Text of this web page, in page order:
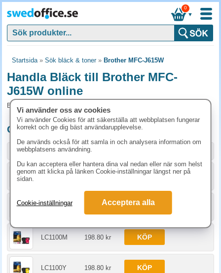
▼
0
Startsida» Sök bläck & toner» Brother MFC-J615W
Handla Bläck till Brother MFC-
J615W online
Bläck och tillbehör som passar till Brother MFC-J615W
Originalprodukter till Brother MFC-J615W
Storlek / info Art.nr
LC1100BK KÖP
LC1100C 198.80 kr KÖP
LC1100M 198.80 kr KÖP
LC1100Y 198.80 kr KÖP
Vi använder oss av cookies
Vi använder Cookies för att säkerställa att webbplatsen fungerar
korrekt och ge dig bäst användarupplevelse.
De används också för att samla in och analysera information om
webbplatsens användning.
Du kan acceptera eller hantera dina val nedan eller när som helst
genom att klicka på länken Cookie-inställningar längst ner på
sidan.
Cookie-inställningar Acceptera alla